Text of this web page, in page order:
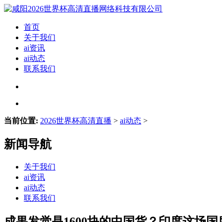
首页
关于我们
ai资讯
ai动态
联系我们
当前位置: 2026世界杯高清直播 > ai动态 >
新闻导航
关于我们
ai资讯
ai动态
联系我们